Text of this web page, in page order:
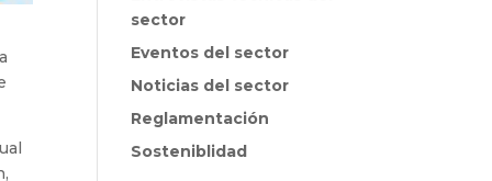
sector
Eventos del sector
Noticias del sector
Reglamentación
Sosteniblidad